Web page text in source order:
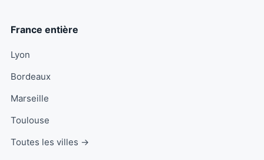
France entière
Lyon
Bordeaux
Marseille
Toulouse
Toutes les villes →